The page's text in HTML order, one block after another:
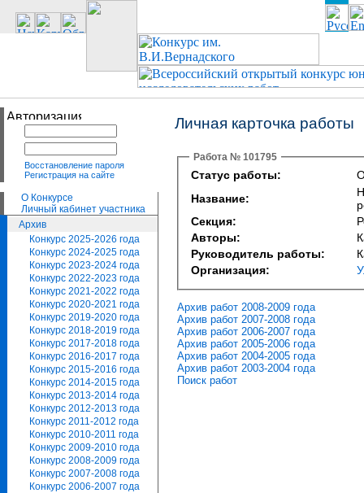
Восстановление пароля
Регистрация на сайте
О Конкурсе
Личный кабинет участника
Архив
Конкурс 2025-2026 года
Конкурс 2024-2025 года
Конкурс 2023-2024 года
Конкурс 2022-2023 года
Конкурс 2021-2022 года
Конкурс 2020-2021 года
Конкурс 2019-2020 года
Конкурс 2018-2019 года
Конкурс 2017-2018 года
Конкурс 2016-2017 года
Конкурс 2015-2016 года
Конкурс 2014-2015 года
Конкурс 2013-2014 года
Конкурс 2012-2013 года
Конкурс 2011-2012 года
Конкурс 2010-2011 года
Конкурс 2009-2010 года
Конкурс 2008-2009 года
Конкурс 2007-2008 года
Конкурс 2006-2007 года
Личная карточка работы
Работа № 101795
Статус работы:
Название:
Секция:
Авторы:
Руководитель работы:
Организация:
Архив работ 2008-2009 года
Архив работ 2007-2008 года
Архив работ 2006-2007 года
Архив работ 2005-2006 года
Архив работ 2004-2005 года
Архив работ 2003-2004 года
Поиск работ